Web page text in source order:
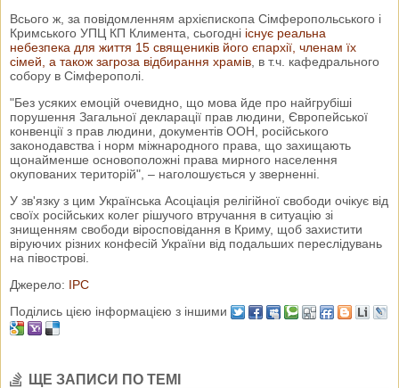
Всього ж, за повідомленням архієпископа Сімферопольського і
Кримського УПЦ КП Климента, сьогодні існує реальна
небезпека для життя 15 священиків його єпархії, членам їх
сімей, а також загроза відбирання храмів , в т.ч. кафедрального
собору в Сімферополі.
"Без усяких емоцій очевидно, що мова йде про найгрубіші
порушення Загальної декларації прав людини, Європейської
конвенції з прав людини, документів ООН, російського
законодавства і норм міжнародного права, що захищають
щонайменше основоположні права мирного населення
окупованих територій", – наголошується у зверненні.
У зв'язку з цим Українська Асоціація релігійної свободи очікує від
своїх російських колег рішучого втручання в ситуацію зі
знищенням свободи віросповідання в Криму, щоб захистити
віруючих різних конфесій України від подальших переслідувань
на півострові.
Джерело: IPC
Поділись цією інформацією з іншими
ЩЕ ЗАПИСИ ПО ТЕМІ